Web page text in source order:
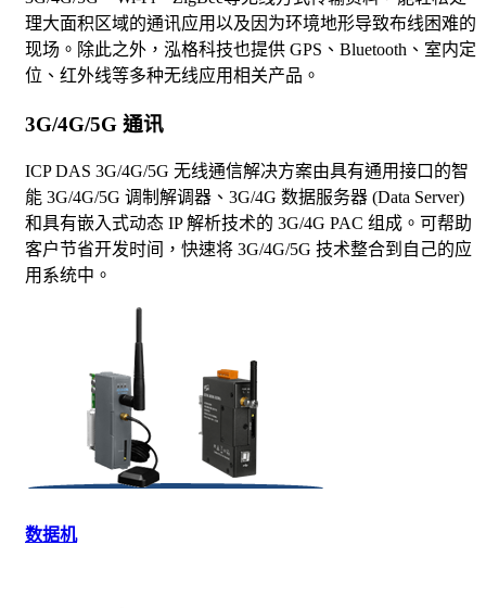
理大面积区域的通讯应用以及因为环境地形导致布线困难的
现场。除此之外，泓格科技也提供 GPS、Bluetooth、室内定
位、红外线等多种无线应用相关产品。
3G/4G/5G 通讯
ICP DAS 3G/4G/5G 无线通信解决方案由具有通用接口的智
能 3G/4G/5G 调制解调器、3G/4G 数据服务器 (Data Server)
和具有嵌入式动态 IP 解析技术的 3G/4G PAC 组成。可帮助
客户节省开发时间，快速将 3G/4G/5G 技术整合到自己的应
用系统中。
数据机